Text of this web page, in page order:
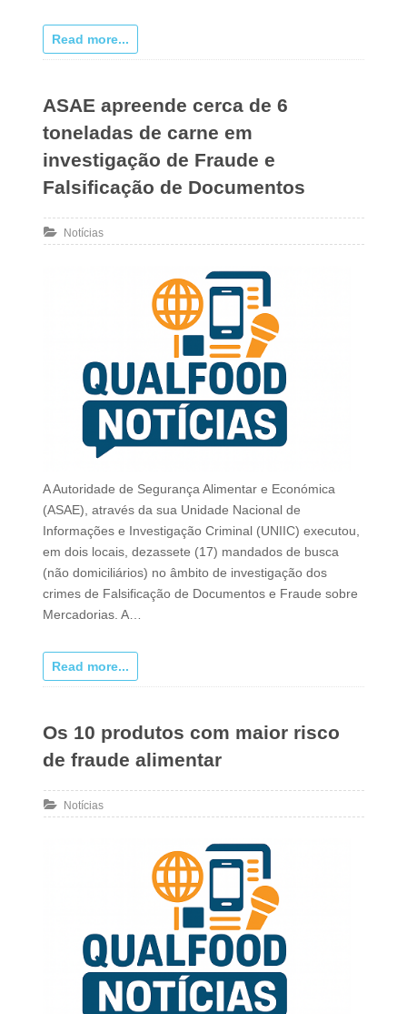
Read more...
ASAE apreende cerca de 6
toneladas de carne em
investigação de Fraude e
Falsificação de Documentos
Notícias
A Autoridade de Segurança Alimentar e Económica
(ASAE), através da sua Unidade Nacional de
Informações e Investigação Criminal (UNIIC) executou,
em dois locais, dezassete (17) mandados de busca
(não domiciliários) no âmbito de investigação dos
crimes de Falsificação de Documentos e Fraude sobre
Mercadorias. A…
Read more...
Os 10 produtos com maior risco
de fraude alimentar
Notícias